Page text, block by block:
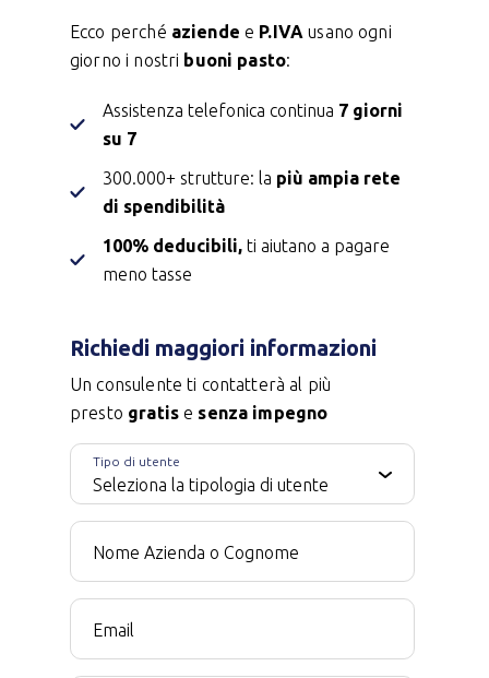
Ecco perché aziende e P.IVA usano ogni
giorno i nostri buoni pasto:
Assistenza telefonica continua 7 giorni
su 7
300.000+ strutture: la più ampia rete
di spendibilità
100% deducibili, ti aiutano a pagare
meno tasse
Richiedi maggiori informazioni
Un consulente ti contatterà al più
presto gratise senza impegno
Tipo di utente
Nome Azienda o Cognome
Email